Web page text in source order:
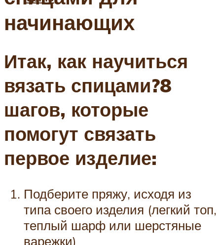
начинающих
Итак, как научиться
вязать спицами?8
шагов, которые
помогут связать
первое изделие:
Подберите пряжу, исходя из
типа своего изделия (легкий топ,
теплый шарф или шерстяные
варежки)